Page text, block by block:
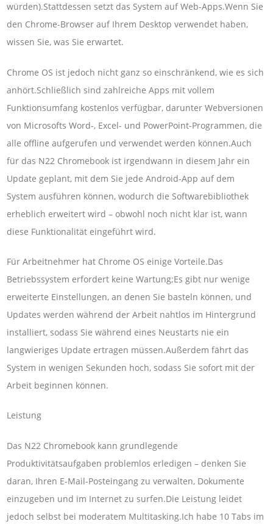
würden).Stattdessen setzt das System auf Web-Apps.Wenn Sie
den Chrome-Browser auf Ihrem Desktop verwendet haben,
wissen Sie, was Sie erwartet.
Chrome OS ist jedoch nicht ganz so einschränkend, wie es sich
anhört.Schließlich sind zahlreiche Apps mit vollem
Funktionsumfang kostenlos verfügbar, darunter Webversionen
von Microsofts Word-, Excel- und PowerPoint-Programmen, die
alle offline aufgerufen und verwendet werden können.Auch
für das N22 Chromebook ist irgendwann in diesem Jahr ein
Update geplant, mit dem Sie jede Android-App auf dem
System ausführen können, wodurch die Softwarebibliothek
erheblich erweitert wird – obwohl noch nicht klar ist, wann
diese Funktionalität eingeführt wird.
Für Arbeitnehmer hat Chrome OS einige Vorteile.Das
Betriebssystem erfordert keine Wartung;Es gibt nur wenige
erweiterte Einstellungen, an denen Sie basteln können, und
Updates werden während der Arbeit nahtlos im Hintergrund
installiert, sodass Sie während eines Neustarts nie ein
langwieriges Update ertragen müssen.Außerdem fährt das
System in wenigen Sekunden hoch, sodass Sie sofort mit der
Arbeit beginnen können.
Leistung
Das N22 Chromebook kann grundlegende
Produktivitätsaufgaben problemlos erledigen – denken Sie
daran, Ihren E-Mail-Posteingang zu verwalten, Dokumente
einzugeben und im Internet zu surfen.Die Leistung leidet
jedoch selbst bei moderatem Multitasking.Ich habe 10 Tabs im